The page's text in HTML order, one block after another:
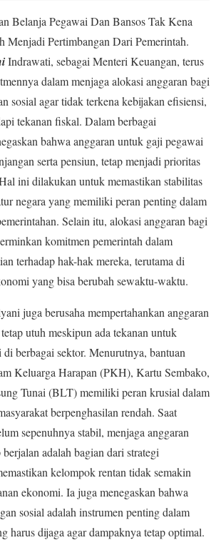
Belanja Pegawai Dan Bansos Tak Kena
Menjadi Pertimbangan Dari Pemerintah.
Indrawati, sebagai Menteri Keuangan, terus
dalam menjaga alokasi anggaran bagi
sosial agar tidak terkena kebijakan efisiensi,
tekanan fiskal. Dalam berbagai
bahwa anggaran untuk gaji pegawai
serta pensiun, tetap menjadi prioritas
ini dilakukan untuk memastikan stabilitas
negara yang memiliki peran penting dalam
Selain itu, alokasi anggaran bagi
komitmen pemerintah dalam
terhadap hak-hak mereka, terutama di
yang bisa berubah sewaktu-waktu.
juga berusaha mempertahankan anggaran
utuh meskipun ada tekanan untuk
berbagai sektor. Menurutnya, bantuan
Keluarga Harapan (PKH), Kartu Sembako,
Tunai (BLT) memiliki peran krusial dalam
berpenghasilan rendah. Saat
sepenuhnya stabil, menjaga anggaran
adalah bagian dari strategi
kelompok rentan tidak semakin
ekonomi. Ia juga menegaskan bahwa
sosial adalah instrumen penting dalam
harus dijaga agar dampaknya tetap optimal.